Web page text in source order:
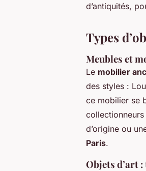
d’antiquités,
Types
Meubles et
Le mobilier
des styles :
ce mobilier se
collectionneurs
d’origine ou
Paris.
Objets d’art